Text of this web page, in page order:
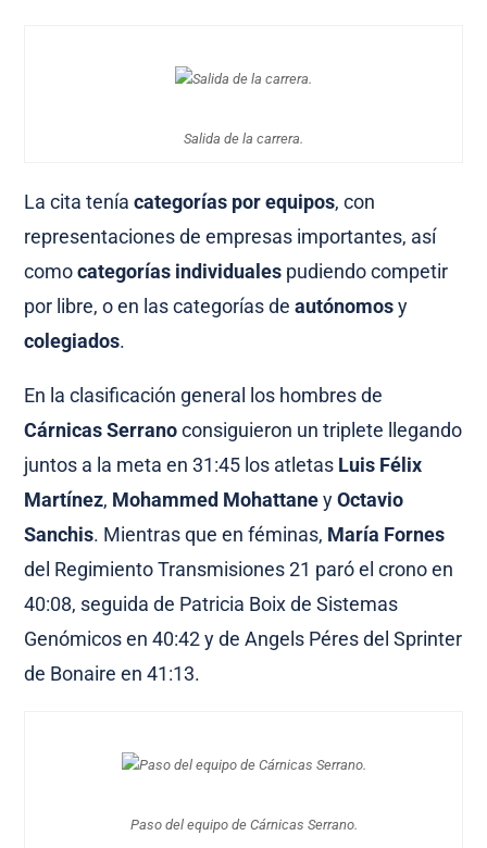
Salida de la carrera.
La cita teníacategorías por equipos, con
representaciones de empresas importantes, así
comocategorías individuales pudiendo competir
por libre, o en las categorías deautónomosy
colegiados.
En la clasificación general los hombres de
Cárnicas Serranoconsiguieron un triplete llegando
juntos a la meta en 31:45 los atletas Luis Félix
Martínez, Mohammed MohattaneyOctavio
Sanchis. Mientras que en féminas, María Fornes
del Regimiento Transmisiones 21 paró el crono en
40:08, seguida de Patricia Boix de Sistemas
Genómicos en 40:42 y de Angels Péres del Sprinter
de Bonaire en 41:13.
Paso del equipo de Cárnicas Serrano.